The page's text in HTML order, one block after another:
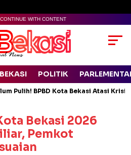
WITH CONTENT
BEKASI POLITIK
Pulih! BPBD Kota Bekasi Atasi
Bekasi 2026
Pemkot